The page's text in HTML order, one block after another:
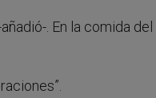
. En la comida del